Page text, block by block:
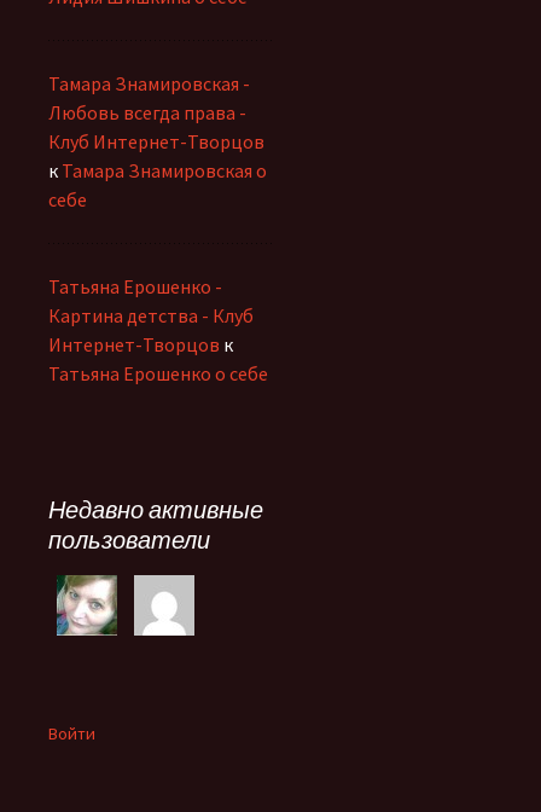
Тамара Знамировская -
Любовь всегда права -
Клуб Интернет-Творцов
к Тамара Знамировская о
себе
Татьяна Ерошенко -
Картина детства - Клуб
Интернет-Творцов к
Татьяна Ерошенко о себе
Недавно активные
пользователи
Войти